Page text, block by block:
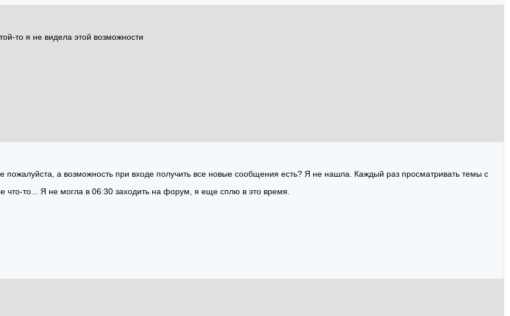
то я не видела этой возможности
пожалуйста, а возможность при входе получить все новые сообщения есть? Я не нашла. Каждый раз просматривать темы с
то... Я не могла в 06:30 заходить на форум, я еще сплю в это время.